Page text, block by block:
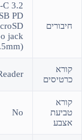
חיבורים
C 3.2
PD
jack
קורא
כרטיסים
קורא
טביעת
אצבע
No